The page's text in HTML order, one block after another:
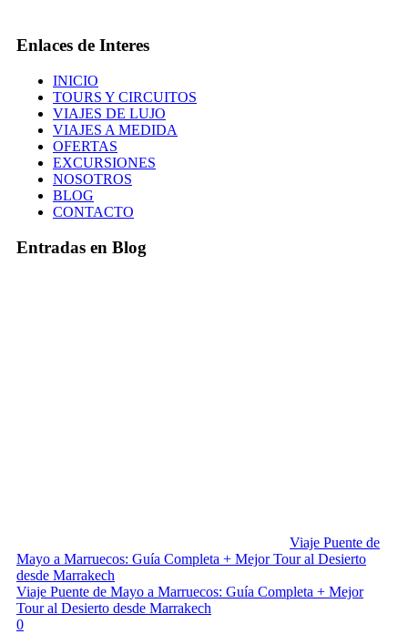
Enlaces de Interes
INICIO
TOURS Y CIRCUITOS
VIAJES DE LUJO
VIAJES A MEDIDA
OFERTAS
EXCURSIONES
NOSOTROS
BLOG
CONTACTO
Entradas en Blog
Viaje Puente de
Mayo a Marruecos: Guía Completa + Mejor Tour al Desierto
desde Marrakech
Viaje Puente de Mayo a Marruecos: Guía Completa + Mejor
Tour al Desierto desde Marrakech
0